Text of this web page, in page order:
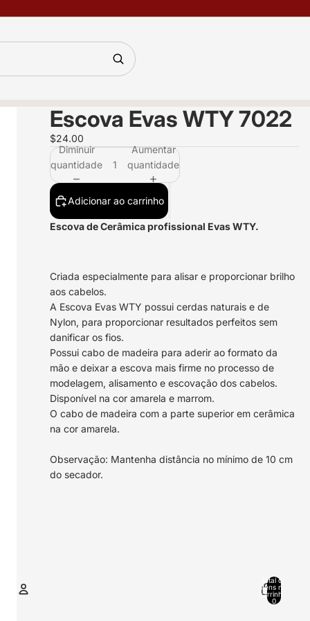
Total de
itens no
carrinho:
0
Escova Evas WTY 7022
$24.00
Diminuir
quantidade
Aumentar
quantidade
Adicionar ao carrinho
Escova de Cerâmica profissional Evas WTY.
Criada especialmente para alisar e proporcionar brilho
aos cabelos.
A Escova Evas WTY possui cerdas naturais e de
Nylon, para proporcionar resultados perfeitos sem
danificar os fios.
Possui cabo de madeira para aderir ao formato da
mão e deixar a escova mais firme no processo de
modelagem, alisamento e escovação dos cabelos.
Disponível na cor amarela e marrom.
O cabo de madeira com a parte superior em cerâmica
na cor amarela.
Observação: Mantenha distância no mínimo de 10 cm
do secador.